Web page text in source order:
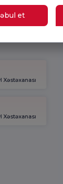
Xəstəxanası
Xəstəxanası
et